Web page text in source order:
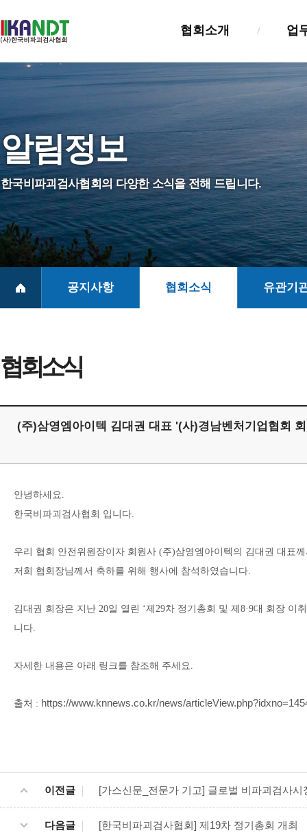
협회소개
인사말
설립목적및연혁
조직및기능
정관
NDT진흥법
회원사 및 회훈
찾아오시는길
업
검사업
검사자
정보관
실태조
알림정보
한국비파괴검사협회의 다양한 소식을 전해 드립니다.
공지사항 협회소식 유관기
협회소식
(주)삼영엠아이텍 김대권 대표 '(사)경남벤처기업협회
안녕하세요.
한국비파괴검사협회 입니다.
우리 협회 안전위원장이자 회원사 (주)삼영엠아이텍의 김대권 대표
저희 협회장님께서 축하를 위해 행사에 참석하였습니다.
김대권 회장은 지난 20일 열린 ‘제29차 정기총회 및 제8·9대 회장
니다.
자세한 내용은 아래 링크를 참조해 주세요.
출처 : https://www.knnews.co.kr/news/
이전글 [가스신문_전문가 기고] 글로벌 비파괴검사
다음글 [한국비파괴검사협회] 제19차 정기총회 개최